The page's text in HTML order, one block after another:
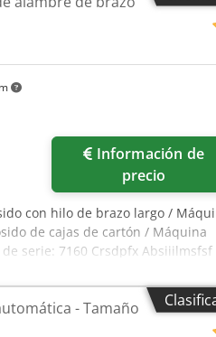
precio
con hilo de brazo largo /
de cajas de cartón / Máquina
serie: 7160 Crsdpfx Absiiilmsfsf
a través de Skype Nos
inmediatamente; se puede
- Tamaño